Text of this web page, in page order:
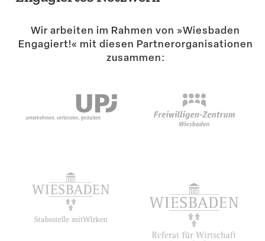
Wir arbeiten im Rahmen von »Wiesbaden
Engagiert!« mit diesen Partner­or­ga­ni­sa­tionen
zusammen: